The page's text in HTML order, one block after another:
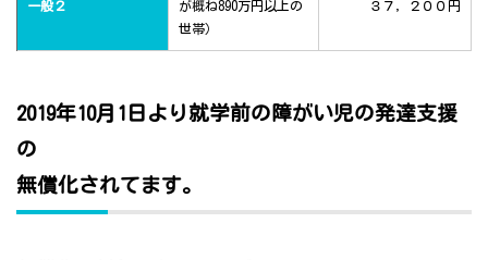
一般２
が概ね890万円以上の
世帯）
３７，２００円
2019年10月1日より就学前の障がい児の発達支援
の
無償化されてます。